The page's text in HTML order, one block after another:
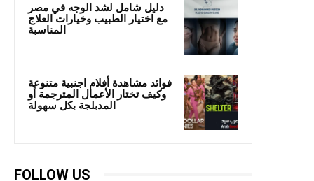
دليل شامل لشد الوجه في مصر
مع اختيار الطبيب وخيارات العلاج
المناسبة
فوائد مشاهدة أفلام اجنبية متنوعة
وكيف تختار الأعمال المترجمة أو
المدبلجة بكل سهولة
FOLLOW US